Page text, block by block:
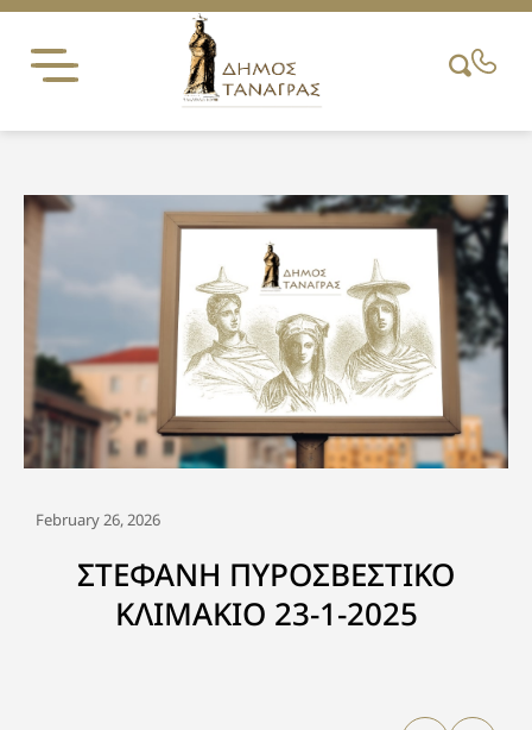
Skip
content
February 26, 2026
ΣΤΕΦΑΝΗ ΠΥΡΟΣΒΕΣΤΙΚΟ
ΚΛΙΜΑΚΙΟ 23-1-2025